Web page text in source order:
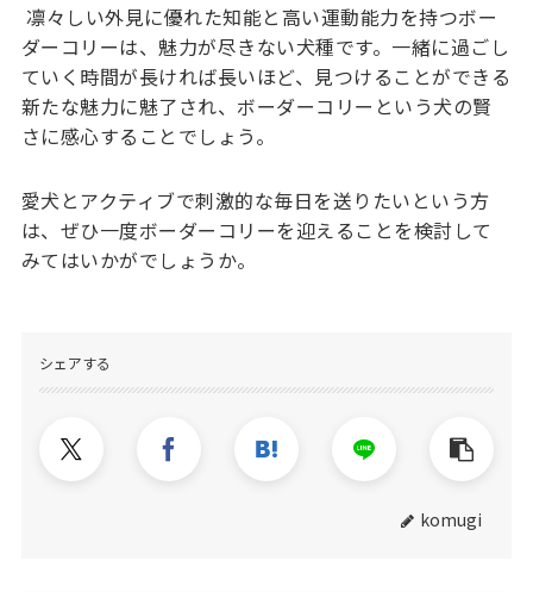
凛々しい外見に優れた知能と高い運動能力を持つボー
ダーコリーは、魅力が尽きない犬種です。一緒に過ごし
ていく時間が長ければ長いほど、見つけることができる
新たな魅力に魅了され、ボーダーコリーという犬の賢
さに感心することでしょう。
愛犬とアクティブで刺激的な毎日を送りたいという方
は、ぜひ一度ボーダーコリーを迎えることを検討して
みてはいかがでしょうか。
シェアする
komugi